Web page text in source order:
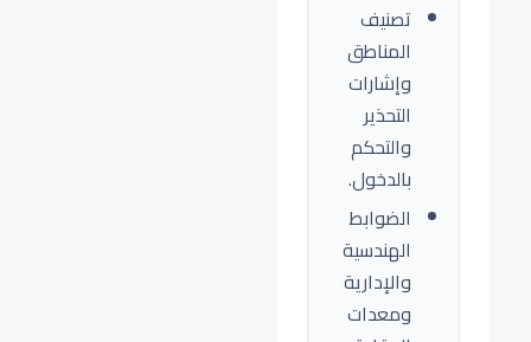
تصنيف
المناطق
وإشارات
التحذير
والتحكم
بالدخول.
الضوابط
الهندسية
والإدارية
ومعدات